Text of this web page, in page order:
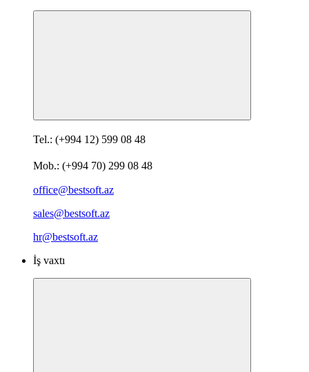
Tel.: (+994 12) 599 08 48
Mob.: (+994 70) 299 08 48
office@bestsoft.az
sales@bestsoft.az
hr@bestsoft.az
İş vaxtı